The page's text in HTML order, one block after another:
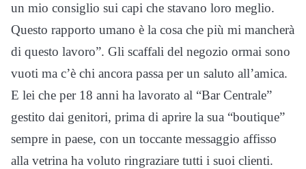
un mio consiglio sui capi che stavano loro meglio.
Questo rapporto umano è la cosa che più mi mancherà
di questo lavoro”. Gli scaffali del negozio ormai sono
vuoti ma c’è chi ancora passa per un saluto all’amica.
E lei che per 18 anni ha lavorato al “Bar Centrale”
gestito dai genitori, prima di aprire la sua “boutique”
sempre in paese, con un toccante messaggio affisso
alla vetrina ha voluto ringraziare tutti i suoi clienti.